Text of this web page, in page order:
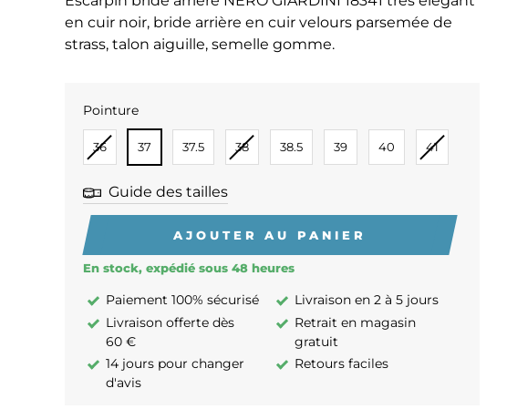
en cuir noir, bride arrière en cuir velours parsemée de
strass, talon aiguille, semelle gomme.
Pointure
POINTURE
36 37 37.5 38 38.5 39 40 41
Guide des tailles
AJOUTER AU PANIER
En stock, expédié sous 48 heures
Paiement 100% sécurisé
Livraison en 2 à 5 jours
Livraison offerte dès
60 €
Retrait en magasin
gratuit
14 jours pour changer
d'avis
Retours faciles